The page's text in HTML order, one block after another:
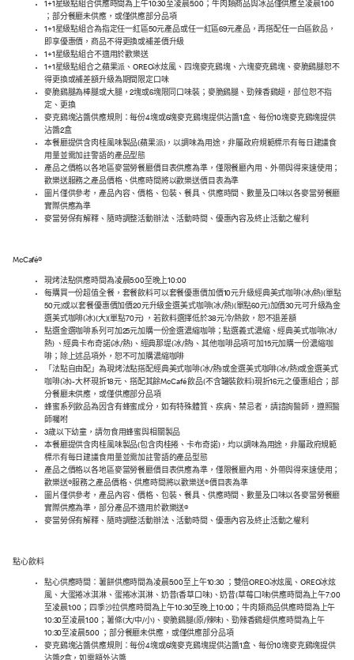
1+1星級點組合供應時間為上午10:30至凌晨5:00；牛肉類商品與冰品僅供應至凌晨1:00
；部分餐廳未供應，或僅供應部分品項
1+1星級點組合為指定任一紅區50元產品或任一紅區69元產品，再搭配任一白區飲品，
即享優惠價，商品不得更換或補差價升級
1+1星級點組合不適用於歡樂送
1+1星級點組合之蘋果派、OREO冰炫風、四塊麥克鷄塊、六塊麥克鷄塊、麥脆鷄腿恕不
得更換或補差額升級為期間限定口味
麥脆鷄腿為棒腿或大腿，2塊或6塊限同口味裝；麥脆鷄腿、勁辣香鷄翅，部位恕不指
定、更換
麥克鷄塊沾醬供應規則：每份4塊或6塊麥克鷄塊提供沾醬1盒、每份10塊麥克鷄塊提供
沾醬2盒
本餐廳提供含肉桂風味製品(蘋果派)，以調味為用途，非屬政府規範標示有每日建議食
用量並需加註警語的產品型態
產品之價格以各地區麥當勞餐廳價目表供應為準，僅限餐廳內用、外帶與得來速使用；
歡樂送服務之產品價格、供應時間將以歡樂送價目表為準
圖片僅供參考，產品內容、價格、包裝、餐具、供應時間、數量及口味以各麥當勞餐廳
實際供應為準
麥當勞保有解釋、隨時調整活動辦法、活動時間、優惠內容及終止活動之權利
McCafé®
現烤法點供應時間為凌晨5:00至晚上10:00
每購買一份超值全餐，套餐飲料可以套餐優惠價加價10元升級經典美式咖啡(冰/熱)(單點
50元)或以套餐優惠價加價20元升級金選美式咖啡(冰/熱)(單點60元)加價30元可升級為金
選美式咖啡(冰)(大)(單點70元) ，若飲料選擇低於38元冷/熱飲，恕不退差額
點選金選咖啡系列可加25元加購一份金選濃縮咖啡；點選義式濃縮、經典美式咖啡(冰/
熱) 、經典卡布奇諾(冰/熱)、經典那堤(冰/熱)、其他咖啡品項可加15元加購一份濃縮咖
啡；除上述品項外，恕不可加購濃縮咖啡
「法點自由配」為現烤法點搭配經典美式咖啡(冰/熱)或金選美式咖啡(冰/熱)或金選美式
咖啡(冰)-大杯現折18元、搭配其餘McCafé 飲品(不含罐裝飲料)現折16元之優惠組合；部
分餐廳未供應，或僅供應部分品項
蜂蜜系列飲品為因含有蜂蜜成分，如有特殊體質、疾病、禁忌者，請諮詢醫師，遵照醫
師囑咐
3歲以下幼童，請勿食用蜂蜜與相關製品
本餐廳提供含肉桂風味製品(包含肉桂捲、卡布奇諾)，均以調味為用途，非屬政府規範
標示有每日建議食用量並需加註警語的產品型態
產品之價格以各地區麥當勞餐廳價目表供應為準，僅限餐廳內用、外帶與得來速使用；
歡樂送®服務之產品價格、供應時間將以歡樂送®價目表為準
圖片僅供參考，產品內容、價格、包裝、餐具、供應時間、數量及口味以各麥當勞餐廳
實際供應為準，部分產品不適用於歡樂送®
麥當勞保有解釋、隨時調整活動辦法、活動時間、優惠內容及終止活動之權利
點心飲料
點心供應時間：薯餅供應時間為凌晨5:00至上午10:30 ；雙倍OREO冰炫風、OREO冰炫
風、大蛋捲冰淇淋、蛋捲冰淇淋、奶昔(香草口味)、奶昔(草莓口味)供應時間為上午7:00
至凌晨1:00；四季沙拉供應時間為上午10:30至晚上10:00；牛肉類商品供應時間為上午
10:30至凌晨1:00；薯條(大/中/小)、麥脆鷄腿(原/辣味)、勁辣香鷄翅供應時間為上午
10:30至凌晨5:00 ；部分餐廳未供應，或僅供應部分品項
麥克鷄塊沾醬供應規則：每份4塊或6塊麥克鷄塊提供沾醬1盒、每份10塊麥克鷄塊提供